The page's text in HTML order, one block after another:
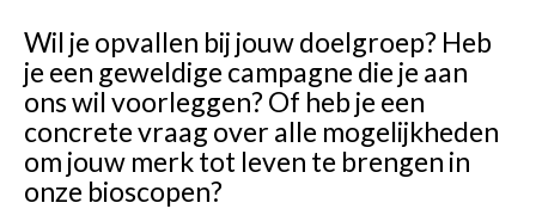
Wil je opvallen bij jouw doelgroep? Heb
je een geweldige campagne die je aan
ons wil voorleggen? Of heb je een
concrete vraag over alle mogelijkheden
om jouw merk tot leven te brengen in
onze bioscopen?